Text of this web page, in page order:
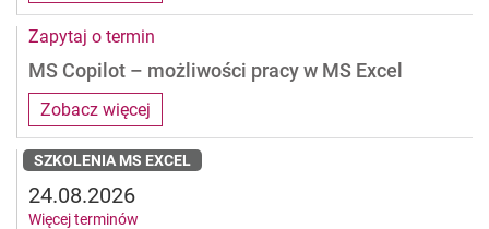
Zobacz więcej
MS Copilot – możliwości pracy w MS Excel
Zapytaj o termin
SZKOLENIA MS EXCEL
24.08.2026
Więcej terminów